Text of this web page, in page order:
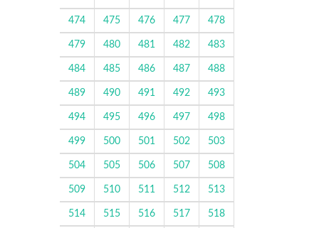
474 475 476 477 478
479 480 481 482 483
484 485 486 487 488
489 490 491 492 493
494 495 496 497 498
499 500 501 502 503
504 505 506 507 508
509 510 511 512 513
514 515 516 517 518